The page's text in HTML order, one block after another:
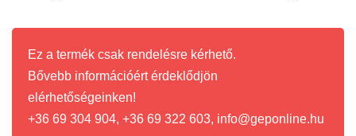
Ez a termék csak rendelésre kérhető.
Bővebb információért érdeklődjön
elérhetőségeinken!
+36 69 304 904, +36 69 322 603, info@geponline.hu